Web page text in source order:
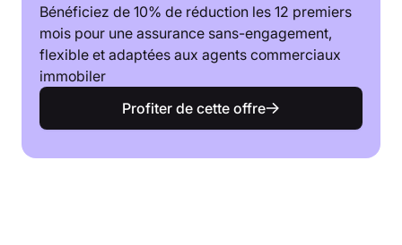
Bénéficiez de 10% de réduction les 12 premiers
mois pour une assurance sans-engagement,
flexible et adaptées aux agents commerciaux
immobiler
Profiter de cette offre